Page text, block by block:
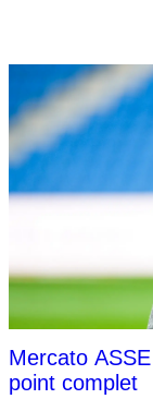
Mercato
point complet